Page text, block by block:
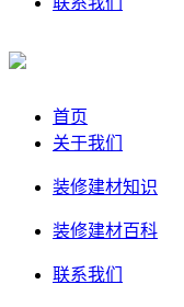
首页
关于我们
装修建材知识
装修建材百科
联系我们